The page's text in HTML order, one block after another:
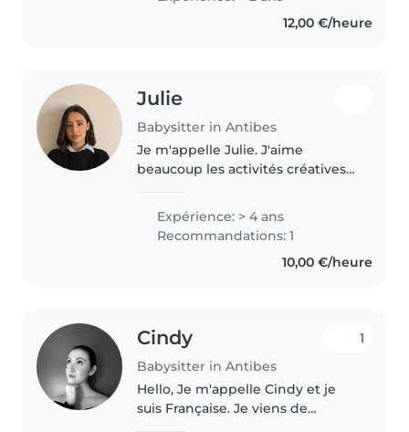
pour tous types d'aides, j'ai
beaucoup d'expériences avec
12,00 €/heure
Julie
Babysitter in Antibes
Je m'appelle Julie. J'aime
beaucoup les activités créatives
du temps avec les enfants. Je
suis titulaire du BAFA depuis 4
ans et j'ai de l'expérience..
Expérience: > 4 ans
Recommandations: 1
10,00 €/heure
Cindy
Babysitter in Antibes
1
Hello, Je m'appelle Cindy et je
suis Française. Je viens de